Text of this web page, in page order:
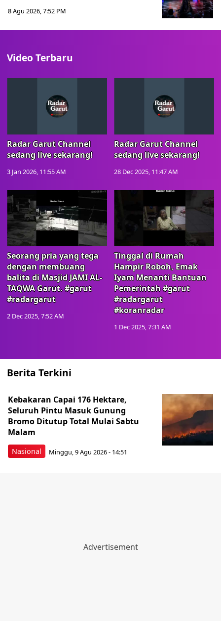
8 Agu 2026, 7:52 PM
Video Terbaru
Radar Garut Channel
sedang live sekarang!
3 Jan 2026, 11:55 AM
Radar Garut Channel
sedang live sekarang!
28 Dec 2025, 11:47 AM
Seorang pria yang tega
dengan membuang
balita di Masjid JAMI AL-
TAQWA Garut. #garut
#radargarut
2 Dec 2025, 7:52 AM
Tinggal di Rumah
Hampir Roboh, Emak
Iyam Menanti Bantuan
Pemerintah #garut
#radargarut
#koranradar
1 Dec 2025, 7:31 AM
Berita Terkini
Nasional
Kebakaran Capai 176 Hektare,
Seluruh Pintu Masuk Gunung
Bromo Ditutup Total Mulai Sabtu
Malam
Minggu, 9 Agu 2026 - 14:51